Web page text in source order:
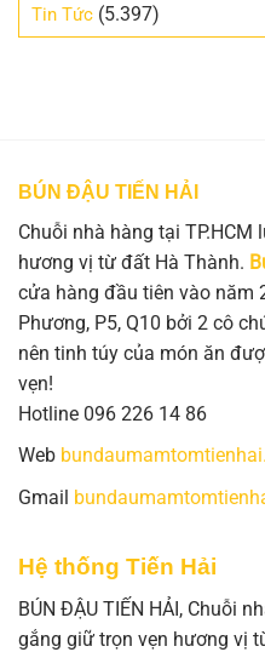
Tin Tức (5.397)
BÚN ĐẬU TIẾN HẢI
Chuỗi nhà hàng tại
hương vị từ đất Hà Thành.
cửa hàng đầu tiên vào năm
Phương, P5, Q10 bởi 2 cô
nên tinh túy của món ăn
vẹn!
Hotline 096 226 14 86
Web
Gmail
Hệ thống Tiến Hải
BÚN ĐẬU TIẾN HẢI, Chuỗi
gắng giữ trọn vẹn hương vị